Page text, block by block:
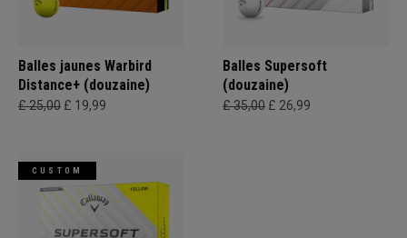
Balles jaunes Warbird
Distance+ (douzaine)
£ 25,00 £ 19,99
Balles Supersoft
(douzaine)
£ 35,00 £ 26,99
CUSTOM